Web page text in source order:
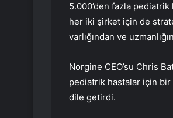
5.000’den fazla pediatrik
her iki şirket için de
varlığından ve
Norgine CEO’su Chris
pediatrik hastalar için bir
dile getirdi.